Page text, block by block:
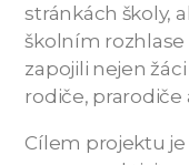
stránkách školy,
školním rozhlase
zapojili nejen
rodiče, prarodiče
Cílem projektu je